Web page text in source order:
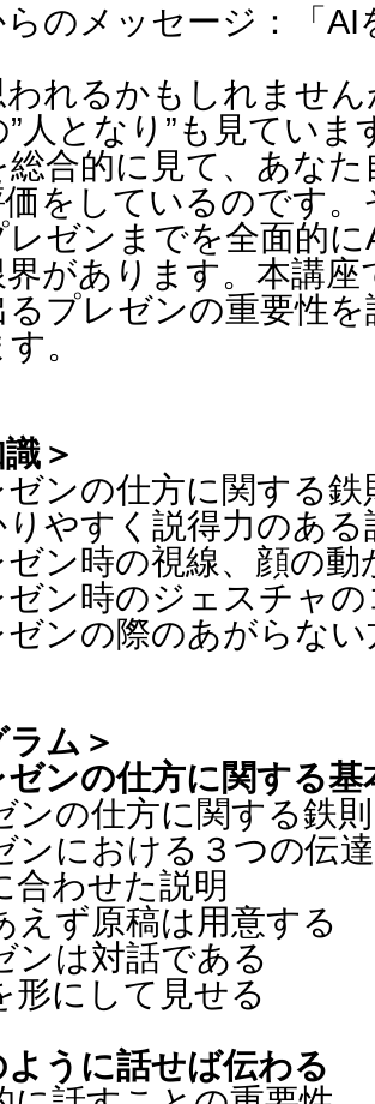
らのメッセージ：「
れるかもしれませ
人となり”も見てい
総合的に見て、あな
価をしているのです
レゼンまでを全面的
があります。本講
るプレゼンの重要性
。
＞
ゼンの仕方に関する鉄
りやすく説得力のある
ゼン時の視線、顔の動
ゼン時のジェスチャ
ゼンの際のあがらない
ム＞
ゼンの仕方に関する基
ンの仕方に関する鉄則
ンにおける３つの伝
合わせた説明
えず原稿は用意する
ンは対話である
形にして見せる
ように話せば伝わる